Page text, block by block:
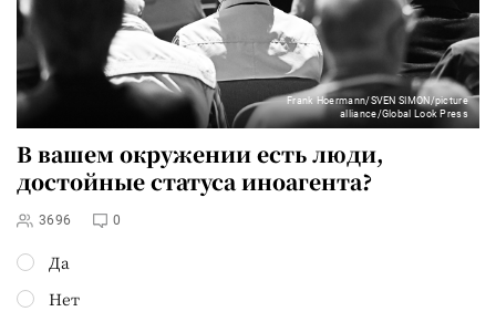
Frank Hoermann/SVEN SIMON/picture
alliance/Global Look Press
В вашем окружении есть люди,
достойные статуса иноагента?
3696 0
Да
Нет